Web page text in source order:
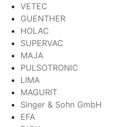
VETEC
GUENTHER
HOLAC
SUPERVAC
MAJA
PULSOTRONIC
LIMA
MAGURIT
Singer & Sohn GmbH
EFA